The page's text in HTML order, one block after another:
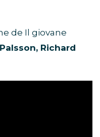
de Il giovane
Richard